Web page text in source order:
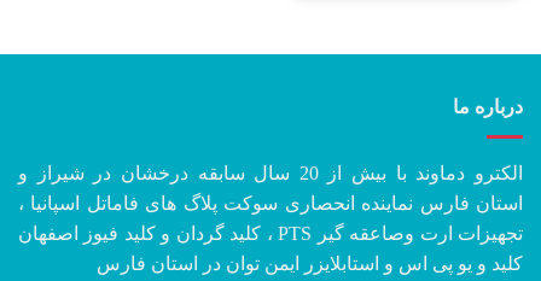
درباره ما
الکترو دماوند با بیش از 20 سال سابقه درخشان در شیراز و
استان فارس نماینده انحصاری سوکت پلاگ های فاماتل اسپانیا ،
تجهیزات ارت وصاعقه گیر PTS ، کلید گردان و کلید فیوز اصفهان
کلید و یو پی اس و استابلایزر ایمن توان در استان فارس